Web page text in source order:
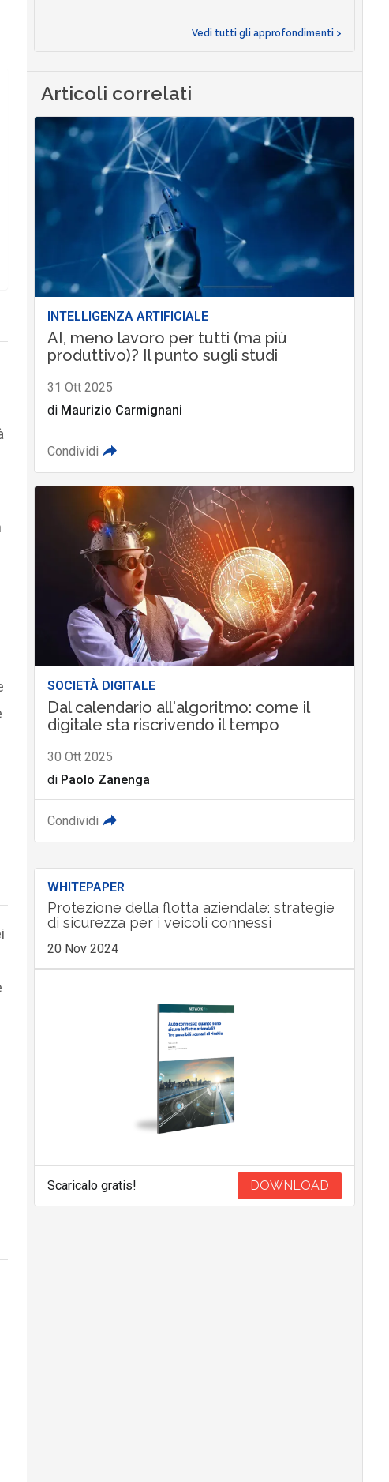
Vedi tutti gli approfondimenti >
Articoli correlati
INTELLIGENZA ARTIFICIALE
AI, meno lavoro per tutti (ma più
produttivo)? Il punto sugli studi
31 Ott 2025
di Maurizio Carmignani
Condividi
SOCIETÀ DIGITALE
Dal calendario all'algoritmo: come il
digitale sta riscrivendo il tempo
30 Ott 2025
di Paolo Zanenga
Condividi
WHITEPAPER
Protezione della flotta aziendale: strategie
di sicurezza per i veicoli connessi
20 Nov 2024
Scaricalo gratis! DOWNLOAD